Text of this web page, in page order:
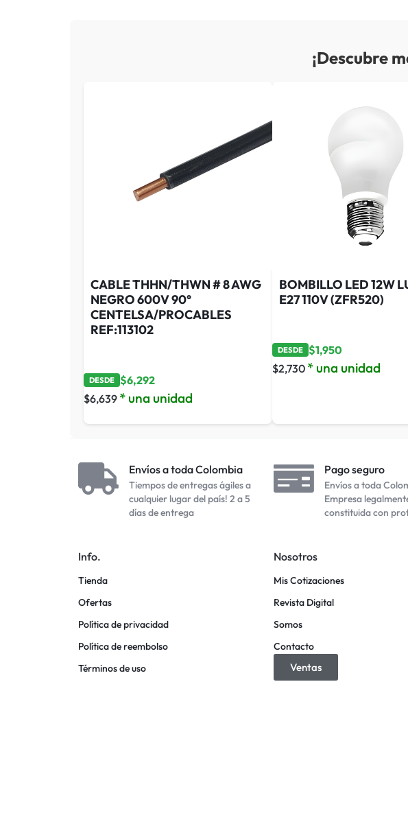
¡Descubre
CABLE THHN/THWN # 8 AWG
NEGRO 600V 90°
CENTELSA/PROCABLES
REF:113102
DESDE $6,292
$6,639 * una unidad
BOMBILLO LED 12W
E27 110V (ZFR520)
DESDE $1,950
$2,730 * una unidad
Envíos a toda Colombia
Tiempos de entregas ágiles a
cualquier lugar del país! 2 a 5
días de entrega
Pago seguro
Envíos a toda
Empresa
constituida con
Info.
Tienda
Ofertas
Política de privacidad
Política de reembolso
Términos de uso
Nosotros
Mis Cotizaciones
Revista Digital
Somos
Contacto
Ventas